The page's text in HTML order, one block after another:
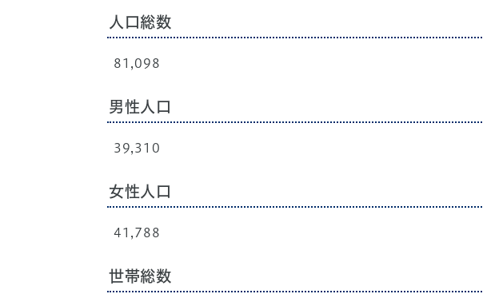
人口総数
81,098
男性人口
39,310
女性人口
41,788
世帯総数